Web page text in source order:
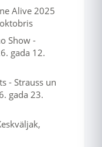
Alive 2025
Show -
gada 12.
- Strauss un
gada 23.